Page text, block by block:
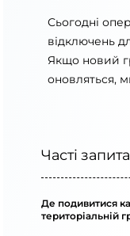
Сьогодні
відключень
Якщо новий
оновляться,
Часті
Де подивитися
територіальній